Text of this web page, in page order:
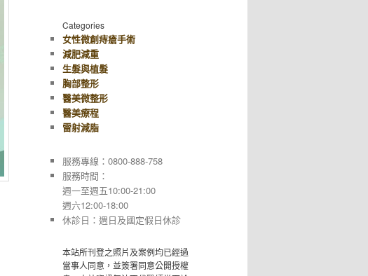
Categories
女性微創痔瘡手術
減肥減重
生髮與植髮
胸部整形
醫美微整形
醫美療程
雷射減脂
服務專線：0800-888-758
服務時間：
週一至週五10:00-21:00
週六12:00-18:00
休診日：週日及國定假日休診
本站所刊登之照片及案例均已經過
當事人同意，並簽署同意公開授權